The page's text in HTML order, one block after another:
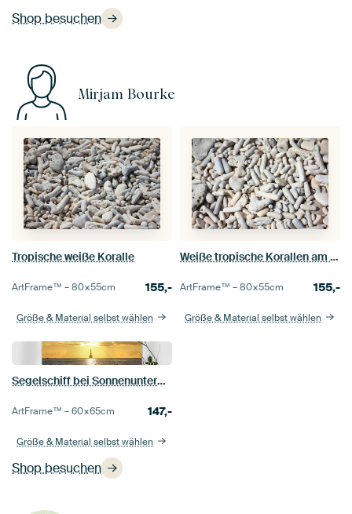
Shop besuchen
Mirjam Bourke
Shop besuchen
Tropische weiße Koralle
ArtFrame™ –80×55cm 155,-
Größe & Material selbst wählen
Weiße tropische Korallen am Strand
ArtFrame™ –80×55cm 155,-
Größe & Material selbst wählen
Segelschiff bei Sonnenuntergang
ArtFrame™ –60×65cm 147,-
Größe & Material selbst wählen